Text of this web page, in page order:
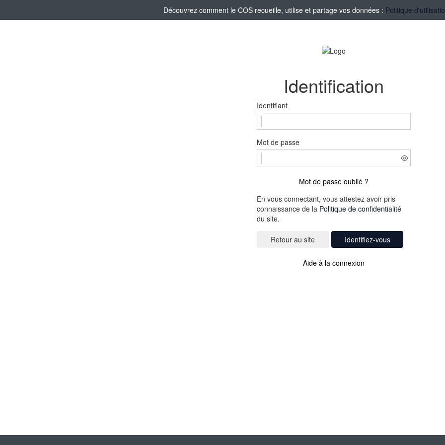
Découvrez comment le COS recueille, utilise et partage vos données : Politique
Identification
Identifiant
Mot de passe
Mot de passe oublié ?
En vous connectant, vous attestez avoir pris
connaissance de la Politique de confidentialité
du site.
Identifiez-vous
Aide à la connexion